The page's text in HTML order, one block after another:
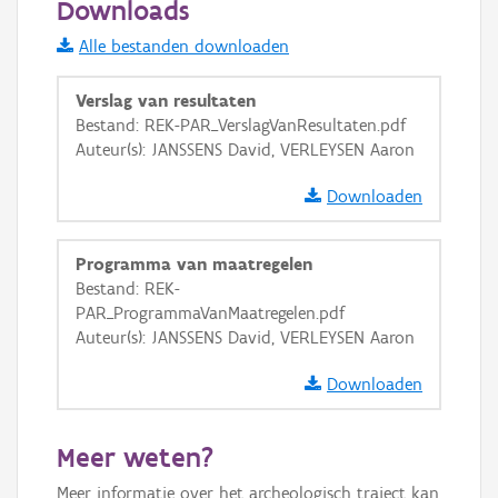
Informatie Vlaanderen
i
+ −
Basis Lagen
Ortho
Downloads
Alle bestanden downloaden
Verslag van resultaten
Bestand: REK-PAR_VerslagVanResultaten.pdf
Auteur(s): JANSSENS David, VERLEYSEN Aaron
Downloaden
Programma van maatregelen
Bestand: REK-
PAR_ProgrammaVanMaatregelen.pdf
Auteur(s): JANSSENS David, VERLEYSEN Aaron
Downloaden
Meer weten?
Meer informatie over het archeologisch traject kan